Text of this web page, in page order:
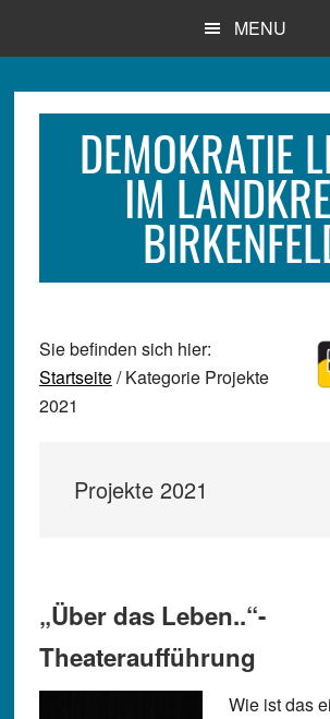
MENU
DEMOKRATIE
IM
Sie befinden sich hier:
Startseite/ Kategorie Projekte
2021
Projekte 2021
„Über das Leben..“-
Theateraufführung
Wie ist das